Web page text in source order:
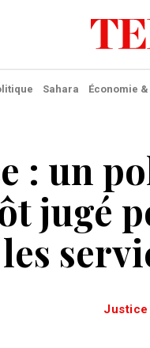
Sahara Économie
: un
jugé
les
Justice